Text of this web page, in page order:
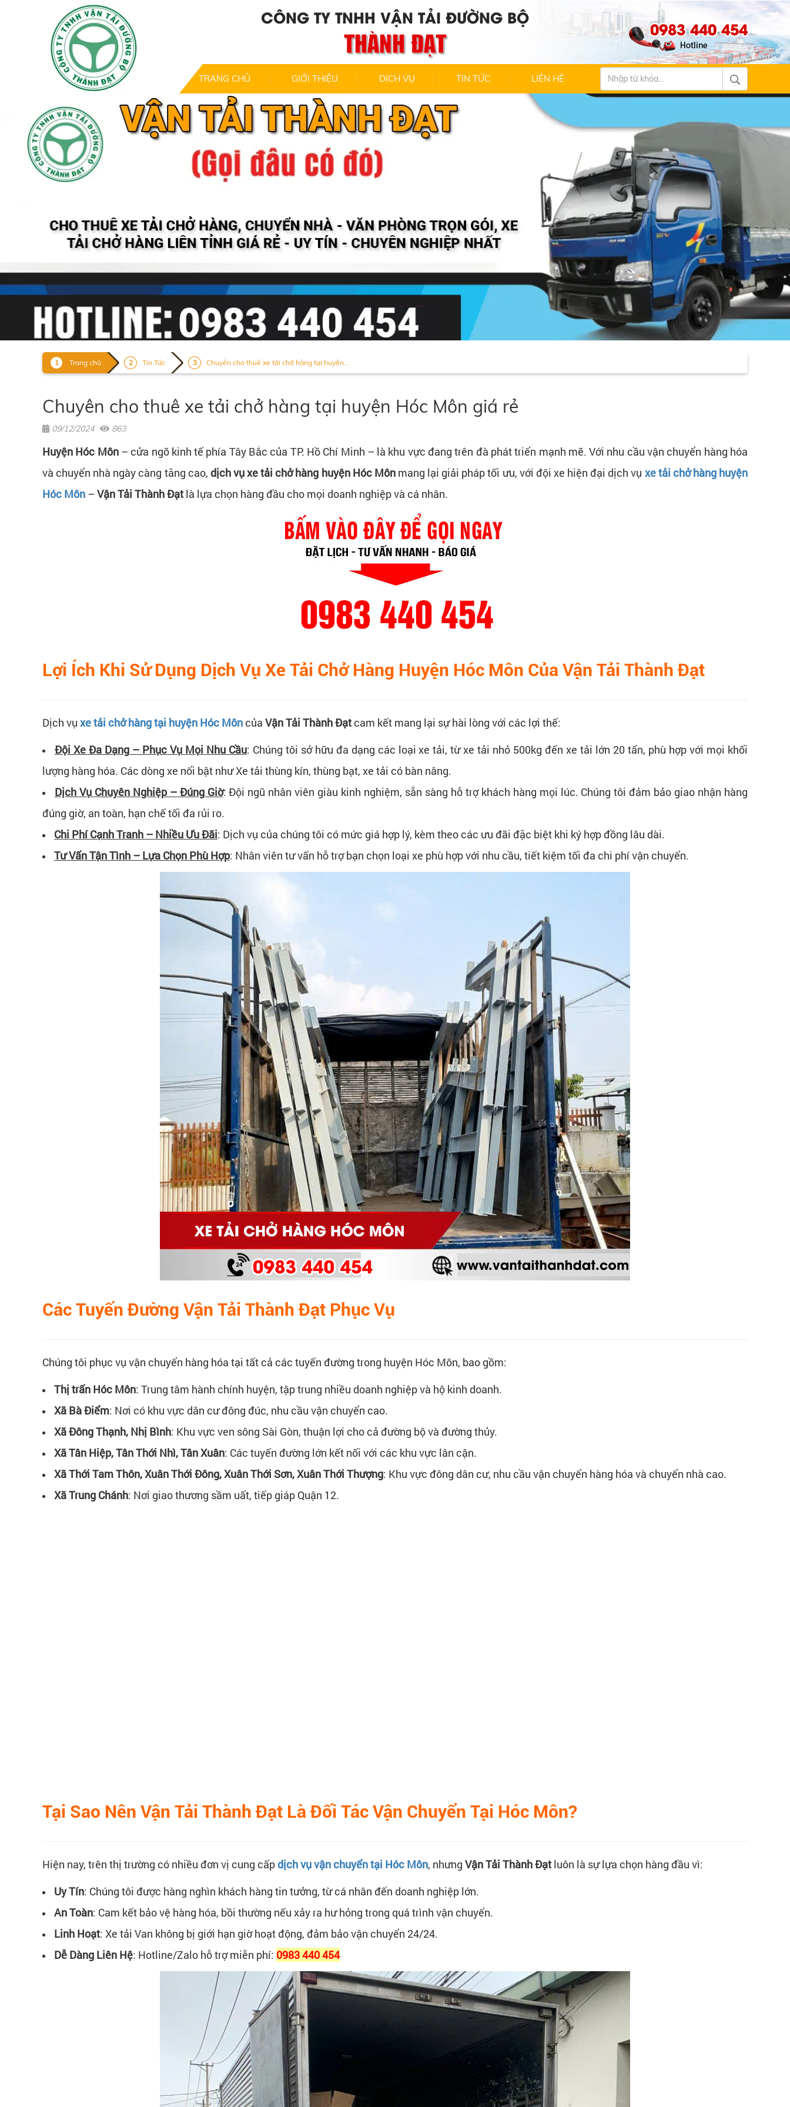
CÔNG TY TNHH VẬN TẢI ĐƯỜNG BỘ
THÀNH ĐẠT 0983 440 454
TRANG CHỦ GIỚI THIỆU DỊCH VỤ TIN TỨC LIÊN HỆ
Trang chủ Tin Tức Chuyên cho thuê xe tải chở hàng tại huyện...
Chuyên cho thuê xe tải chở hàng tại huyện Hóc Môn giá rẻ
09/12/2024 863
Huyện Hóc Môn– cửa ngõ kinh tế phía Tây Bắc của TP. Hồ Chí Minh – là khu vực đang trên đà phát triển mạnh mẽ. Với nhu cầu vận chuyển hàng hóa
và chuyển nhà ngày càng tăng cao, dịch vụ xe tải chở hàng huyện Hóc Mônmang lại giải pháp tối ưu, với đội xe hiện đại dịch vụ xe tải chở hàng huyện
Hóc Môn –Vận Tải Thành Đạt là lựa chọn hàng đầu cho mọi doanh nghiệp và cá nhân.
Lợi Ích Khi Sử Dụng Dịch Vụ Xe Tải Chở Hàng Huyện Hóc Môn Của Vận Tải Thành Đạt
Dịch vụ xe tải chở hàng tại huyện Hóc Môncủa Vận Tải Thành Đạtcam kết mang lại sự hài lòng với các lợi thế:
Đội Xe Đa Dạng – Phục Vụ Mọi Nhu Cầu: Chúng tôi sở hữu đa dạng các loại xe tải, từ xe tải nhỏ 500kg đến xe tải lớn 20 tấn, phù hợp với mọi khối
lượng hàng hóa. Các dòng xe nổi bật nhưXe tải thùng kín, thùng bạt, xe tải có bàn nâng.
Dịch Vụ Chuyên Nghiệp – Đúng Giờ:Đội ngũ nhân viên giàu kinh nghiệm, sẵn sàng hỗ trợ khách hàng mọi lúc. Chúng tôi đảm bảo giao nhận hàng
đúng giờ, an toàn, hạn chế tối đa rủi ro.
Chi Phí Cạnh Tranh – Nhiều Ưu Đãi: Dịch vụ của chúng tôi có mức giá hợp lý, kèm theo các ưu đãi đặc biệt khi ký hợp đồng lâu dài.
Tư Vấn Tận Tình – Lựa Chọn Phù Hợp: Nhân viên tư vấn hỗ trợ bạn chọn loại xe phù hợp với nhu cầu, tiết kiệm tối đa chi phí vận chuyển.
Các Tuyến Đường Vận Tải Thành Đạt Phục Vụ
Chúng tôi phục vụ vận chuyển hàng hóa tại tất cả các tuyến đường trong huyện Hóc Môn, bao gồm:
Thị trấn Hóc Môn: Trung tâm hành chính huyện, tập trung nhiều doanh nghiệp và hộ kinh doanh.
Xã Bà Điểm: Nơi có khu vực dân cư đông đúc, nhu cầu vận chuyển cao.
Xã Đông Thạnh, Nhị Bình: Khu vực ven sông Sài Gòn, thuận lợi cho cả đường bộ và đường thủy.
Xã Tân Hiệp, Tân Thới Nhì, Tân Xuân: Các tuyến đường lớn kết nối với các khu vực lân cận.
Xã Thới Tam Thôn, Xuân Thới Đông, Xuân Thới Sơn, Xuân Thới Thượng: Khu vực đông dân cư, nhu cầu vận chuyển hàng hóa và chuyển nhà cao.
Xã Trung Chánh: Nơi giao thương sầm uất, tiếp giáp Quận 12.
Tại Sao Nên Vận Tải Thành Đạt Là Đối Tác Vận Chuyển Tại Hóc Môn?
Hiện nay, trên thị trường có nhiều đơn vị cung cấpdịch vụ vận chuyển tại Hóc Môn, nhưng Vận Tải Thành Đạt luôn là sự lựa chọn hàng đầu vì:
Uy Tín: Chúng tôi được hàng nghìn khách hàng tin tưởng, từ cá nhân đến doanh nghiệp lớn.
An Toàn: Cam kết bảo vệ hàng hóa, bồi thường nếu xảy ra hư hỏng trong quá trình vận chuyển.
Linh Hoạt: Xe tải Van không bị giới hạn giờ hoạt động, đảm bảo vận chuyển 24/24.
Dễ Dàng Liên Hệ: Hotline/Zalo hỗ trợ miễn phí: 0983 440 454